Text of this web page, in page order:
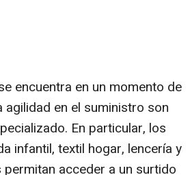
encuentra en un momento de
en el suministro son
En particular, los
infantil, textil hogar, lencería y
acceder a un surtido